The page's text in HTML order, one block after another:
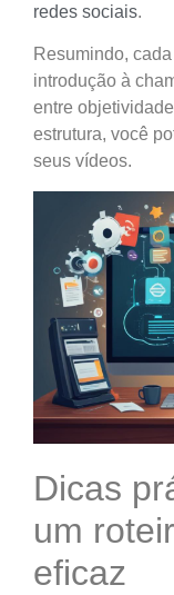
redes sociais.
Resumindo,
introdução à
entre
estrutura, você
seus vídeos.
Dicas
um
eficaz